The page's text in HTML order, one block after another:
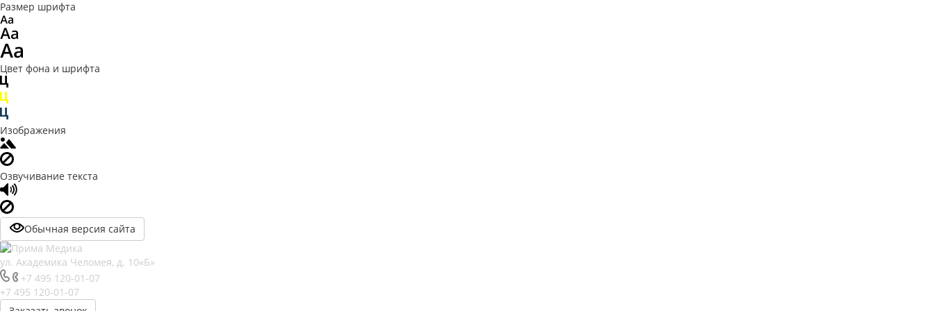
Размер шрифта
Цвет фона и шрифта
Изображения
Озвучивание текста
Обычная версия сайта
ул. Академика Челомея, д. 10«Б»
+7 495 120-01-07
+7 495 120-01-07